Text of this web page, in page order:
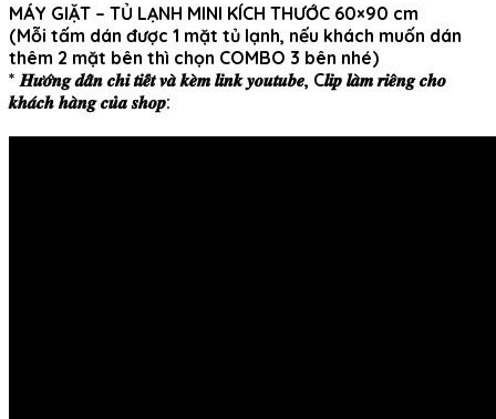
MÁY GIẶT – TỦ LẠNH MINI KÍCH THƯỚC 60×90 cm
(Mỗi tấm dán được 1 mặt tủ lạnh, nếu khách muốn dán
thêm 2 mặt bên thì chọn COMBO 3 bên nhé)
* 𝑯𝒖̛𝒐̛́𝒏𝒈 𝒅𝒂̂̃𝒏 𝒄𝒉𝒊 𝒕𝒊𝒆̂́𝒕 𝒗𝒂̀ 𝒌𝒆̀𝒎 𝒍𝒊𝒏𝒌 𝒚𝒐𝒖𝒕𝒖𝒃𝒆, C𝒍𝒊𝒑 𝒍𝒂̀𝒎 𝒓𝒊𝒆̂𝒏𝒈 𝒄𝒉𝒐
𝒌𝒉𝒂́𝒄𝒉 𝒉𝒂̀𝒏𝒈 𝒄𝒖̉𝒂 𝒔𝒉𝒐𝒑: